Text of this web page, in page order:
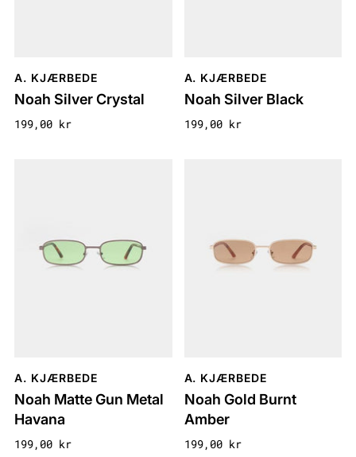
A. KJÆRBEDE
Noah Silver Crystal
199,00 kr
A. KJÆRBEDE
Noah Silver Black
199,00 kr
A. KJÆRBEDE
Noah Matte Gun Metal
Havana
199,00 kr
A. KJÆRBEDE
Noah Gold Burnt
Amber
199,00 kr